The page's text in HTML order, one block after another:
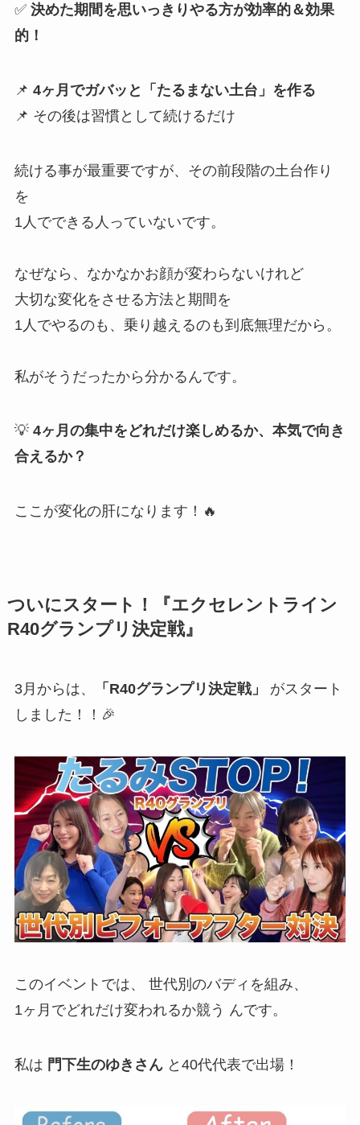
✅ 決めた期間を思いっきりやる方が効率的＆効果
的！
📌 4ヶ月でガバッと「たるまない土台」を作る
📌 その後は習慣として続けるだけ
続ける事が最重要ですが、その前段階の土台作り
を
1人でできる人っていないです。
なぜなら、なかなかお顔が変わらないけれど
大切な変化をさせる方法と期間を
1人でやるのも、乗り越えるのも到底無理だから。
私がそうだったから分かるんです。
💡 4ヶ月の集中をどれだけ楽しめるか、本気で向き
合えるか？
ここが変化の肝になります！🔥
ついにスタート！『エクセレントライン
R40グランプリ決定戦』
3月からは、 「R40グランプリ決定戦」
がスタート
しました！！🎉
このイベントでは、 世代別のバディを組み、
1ヶ月でどれだけ変われるか競う んです。
私は 門下生のゆきさんと40代代表で出場！